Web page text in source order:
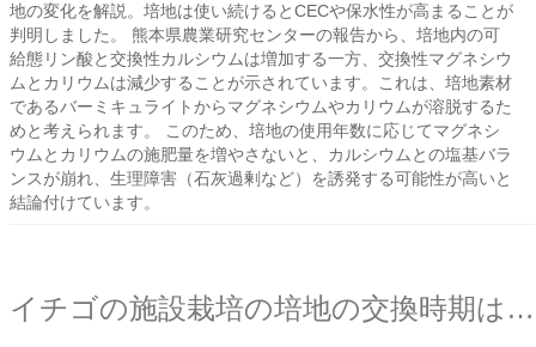
地の変化を解説。培地は使い続けるとCECや保水性が高まることが
判明しました。 熊本県農業研究センターの報告から、培地内の可
給態リン酸と交換性カルシウムは増加する一方、交換性マグネシウ
ムとカリウムは減少することが示されています。これは、培地素材
であるバーミキュライトからマグネシウムやカリウムが溶脱するた
めと考えられます。 このため、培地の使用年数に応じてマグネシ
ウムとカリウムの施肥量を増やさないと、カルシウムとの塩基バラ
ンスが崩れ、生理障害（石灰過剰など）を誘発する可能性が高いと
結論付けています。
イチゴの施設栽培の培地の交換時期はどのように判断すれば良い？